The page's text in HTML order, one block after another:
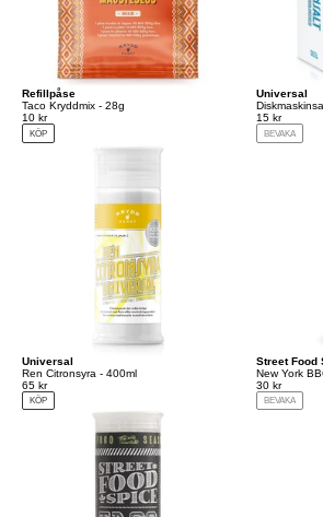
Refillpåse
Taco Kryddmix - 28g
10 kr
KÖP
Universal
15 kr
BEVAKA
Universal
Ren Citronsyra - 400ml
65 kr
KÖP
Street Food
New York
30 kr
BEVAKA